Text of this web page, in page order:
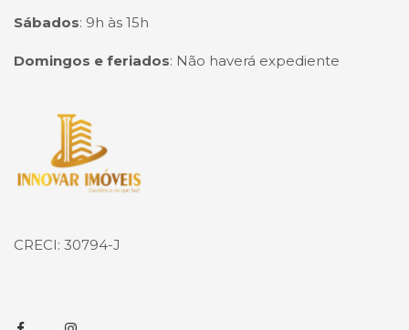
Sábados: 9h às 15h
Domingos e feriados: Não haverá expediente
Página inicial
CRECI: 30794-J